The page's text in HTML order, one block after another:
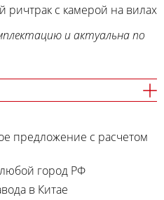
ричтрак с камерой на вилах
и актуальна по
предложение с расчетом
любой город РФ
в Китае